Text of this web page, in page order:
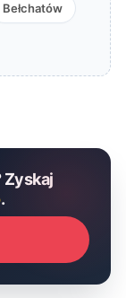
Bełchatów
Zyskaj
.